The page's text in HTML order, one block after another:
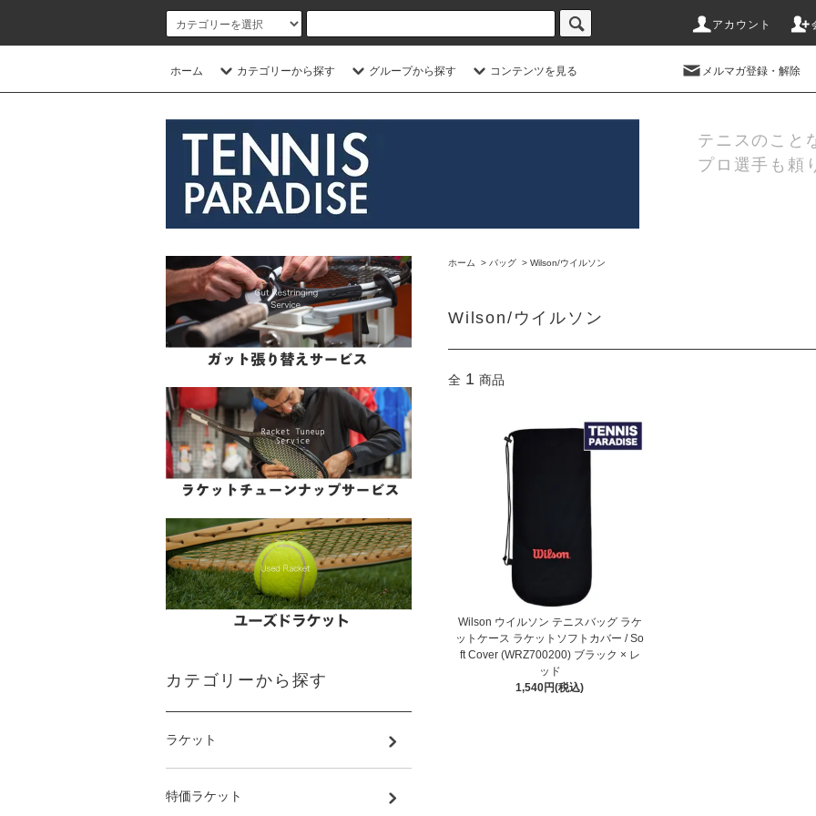
アカウント
ホーム カテゴリーから探す グループから探す コンテンツを見る メルマガ登録・解除
テニスのこと
プロ選手も頼
ホーム > バッグ > Wilson/ウイルソン
Wilson/ウイルソン
全 1 商品
Wilson ウイルソン テニスバッグ ラケ
ットケース ラケットソフトカバー / So
ft Cover (WRZ700200) ブラック × レ
ッド
1,540円(税込)
カテゴリーから探す
ラケット
特価ラケット